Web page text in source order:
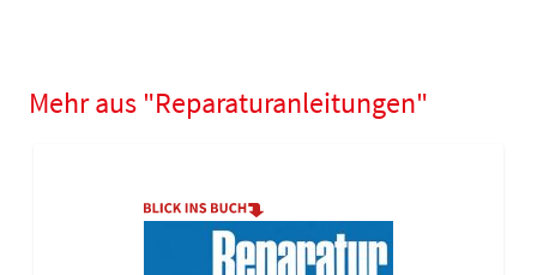
Mehr aus "Reparaturanleitungen"